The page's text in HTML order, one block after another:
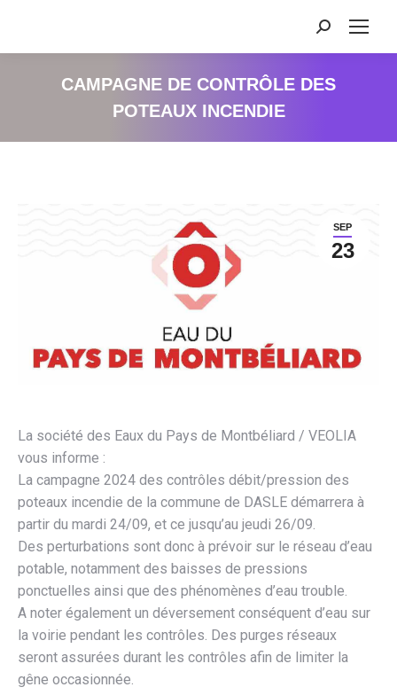
Recherche
:
CAMPAGNE DE CONTRÔLE DES
POTEAUX INCENDIE
SEP
23
La société des Eaux du Pays de Montbéliard / VEOLIA
vous informe :
La campagne 2024 des contrôles débit/pression des
poteaux incendie de la commune de DASLE démarrera à
partir du mardi 24/09, et ce jusqu’au jeudi 26/09.
Des perturbations sont donc à prévoir sur le réseau d’eau
potable, notamment des baisses de pressions
ponctuelles ainsi que des phénomènes d’eau trouble.
A noter également un déversement conséquent d’eau sur
la voirie pendant les contrôles. Des purges réseaux
seront assurées durant les contrôles afin de limiter la
gêne occasionnée.